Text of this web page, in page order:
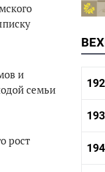
и
семьи
рост